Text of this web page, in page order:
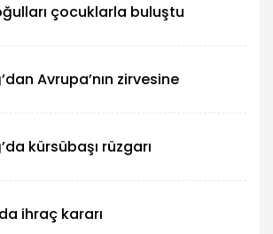
çocuklarla buluştu
Avrupa’nın zirvesine
kürsübaşı rüzgarı
ihraç kararı